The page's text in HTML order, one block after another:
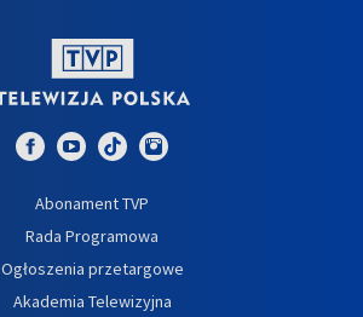
Abonament TVP
Rada Programowa
Ogłoszenia przetargowe
Akademia Telewizyjna